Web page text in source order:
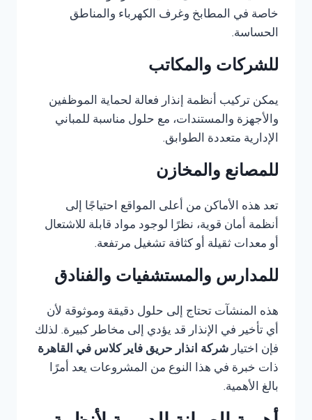
خاصة في المطابخ وغرف الكهرباء والمناطق
الحساسة.
للشركات والمكاتب
يمكن تركيب أنظمة إنذار فعالة لحماية الموظفين
والأجهزة والمستندات، مع حلول مناسبة للمباني
الإدارية متعددة الطوابق.
للمصانع والمخازن
تعد هذه الأماكن من أعلى المواقع احتياجًا إلى
أنظمة أمان قوية، نظرًا لوجود مواد قابلة للاشتعال
أو معدات ثقيلة أو كثافة تشغيل مرتفعة.
للمدارس والمستشفيات والفنادق
هذه المنشآت تحتاج إلى حلول دقيقة وموثوقة لأن
أي تأخير في الإنذار قد يؤدي إلى مخاطر كبيرة. لذلك
فإن اختيار شركة انذار حريق فاير كلاس في القاهرة
ذات خبرة في هذا النوع من المشروعات يعد أمرًا
بالغ الأهمية.